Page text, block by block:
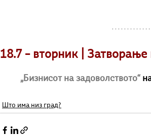
18.7 – вторник |
„Бизнисот на задоволството“
Што има низ град?